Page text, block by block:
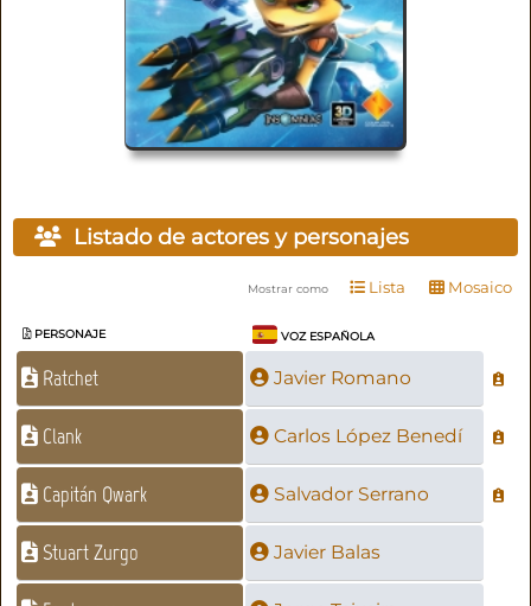
Listado de actores y personajes
Mostrar como Lista Mosaico
PERSONAJE VOZ ESPAÑOLA
Ratchet Javier Romano
Clank Carlos López Benedí
Capitán Qwark Salvador Serrano
Stuart Zurgo Javier Balas